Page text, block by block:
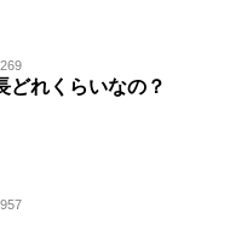
どれくらいなの？